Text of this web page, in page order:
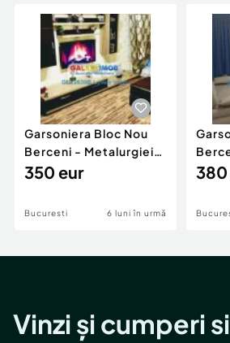
Servicii
Animale de companie
Afaceri și echipamente
Inchiriere Bunuri si Vehicule
Utilaje agricole si industriale
Piese auto si accesorii
Dacia Duster
Garsoniera Bloc Nou
Berceni - Metalurgiei
Park - Postalionul
350 eur
Bucuresti 6 luni în urmă
380
Vinzi și cumperi